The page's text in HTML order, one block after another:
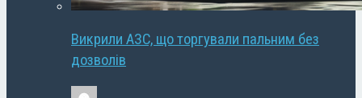
Викрили АЗС, що торгували пальним без
дозволів